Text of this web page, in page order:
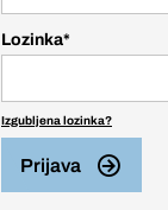
Lozinka*
Izgubljena lozinka?
Prijava